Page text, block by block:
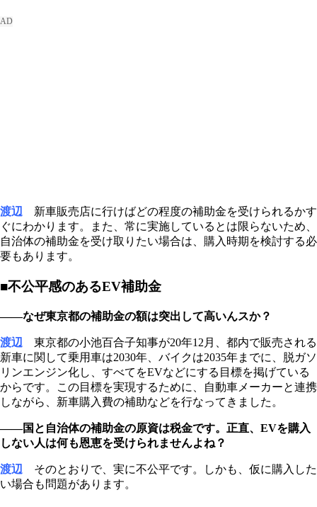
渡辺 新車販売店に行けばどの程度の補助金を受けられるかす
ぐにわかります。また、常に実施しているとは限らないため、
自治体の補助金を受け取りたい場合は、購入時期を検討する必
要もあります。
■不公平感のあるEV補助金
――なぜ東京都の補助金の額は突出して高いんスか？
渡辺 東京都の小池百合子知事が20年12月、都内で販売される
新車に関して乗用車は2030年、バイクは2035年までに、脱ガソ
リンエンジン化し、すべてをEVなどにする目標を掲げている
からです。この目標を実現するために、自動車メーカーと連携
しながら、新車購入費の補助などを行なってきました。
――国と自治体の補助金の原資は税金です。正直、EVを購入
しない人は何も恩恵を受けられませんよね？
渡辺 そのとおりで、実に不公平です。しかも、仮に購入した
い場合も問題があります。